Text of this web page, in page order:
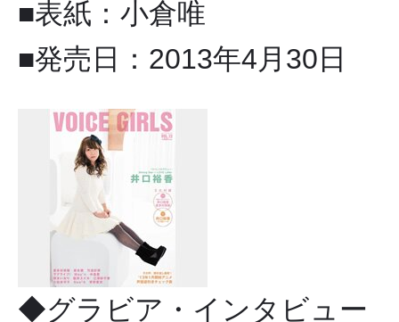
■表紙：小倉唯
■発売日：2013年4月30日
◆グラビア・インタビュー